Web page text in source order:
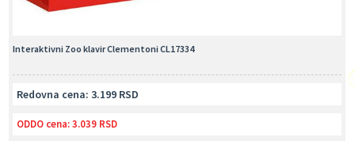
Interaktivni Zoo klavir Clementoni CL17334
Redovna cena: 3.199 RSD
ODDO cena:3.039 RSD